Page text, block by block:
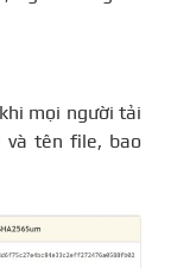
mọi người tải
và tên file, bao